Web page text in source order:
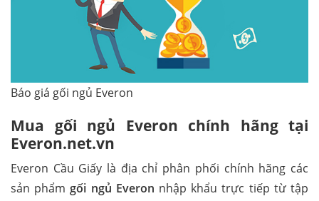
Báo giá gối ngủ Everon
Mua gối ngủ Everon chính hãng tại
Everon.net.vn
Everon Cầu Giấy là địa chỉ phân phối chính hãng các
sản phẩmgối ngủ Everon nhập khẩu trực tiếp từ tập